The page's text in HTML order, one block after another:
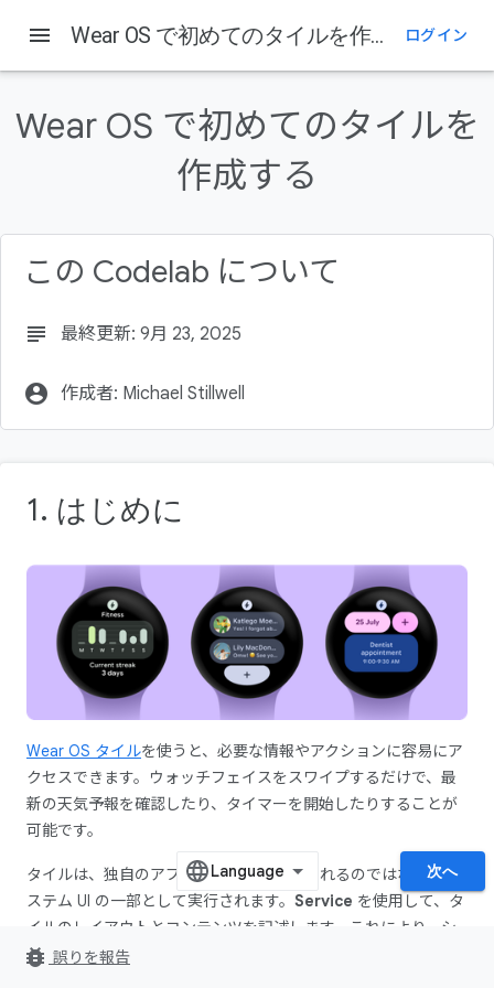
1. はじめに
演習内容
menu Wear OS で初めてのタイルを作成する ログイン
Wear OS で初めてのタイルを
作成する
この Codelab について
subject 最終更新: 9月 23, 2025
account_circle 作成者: Michael Stillwell
1. はじめに
Wear OS タイルを使うと、必要な情報やアクションに容易にア
クセスできます。ウォッチフェイスをスワイプするだけで、最
新の天気予報を確認したり、タイマーを開始したりすることが
可能です。
タイルは、独自のアプリコンテナで実行されるのではなく、シ
ステム UI の一部として実行されます。 Service を使用して、タ
イルのレイアウトとコンテンツを記述します。これにより、シ
ステム UI が必要に応じてタイルのレンダリングを行います。
次へ
bug_report 誤りを報告